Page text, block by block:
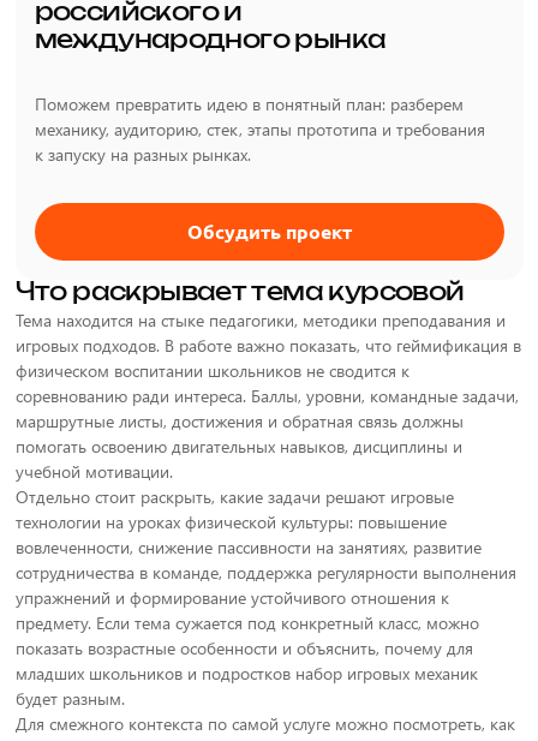
российского и
международного рынка
Поможем превратить идею в понятный план: разберем
механику, аудиторию, стек, этапы прототипа и требования
к запуску на разных рынках.
Обсудить проект
Что раскрывает тема курсовой
Тема находится на стыке педагогики, методики преподавания и
игровых подходов. В работе важно показать, что геймификация в
физическом воспитании школьников не сводится к
соревнованию ради интереса. Баллы, уровни, командные задачи,
маршрутные листы, достижения и обратная связь должны
помогать освоению двигательных навыков, дисциплины и
учебной мотивации.
Отдельно стоит раскрыть, какие задачи решают игровые
технологии на уроках физической культуры: повышение
вовлеченности, снижение пассивности на занятиях, развитие
сотрудничества в команде, поддержка регулярности выполнения
упражнений и формирование устойчивого отношения к
предмету. Если тема сужается под конкретный класс, можно
показать возрастные особенности и объяснить, почему для
младших школьников и подростков набор игровых механик
будет разным.
Для смежного контекста по самой услуге можно посмотреть, как